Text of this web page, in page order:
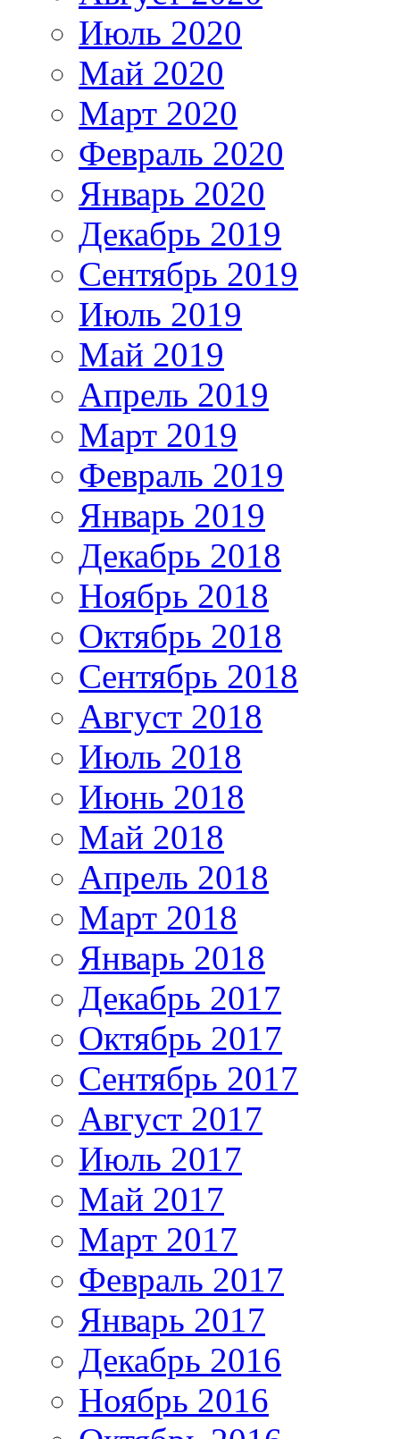
Июль 2020
Май 2020
Март 2020
Февраль 2020
Январь 2020
Декабрь 2019
Сентябрь 2019
Июль 2019
Май 2019
Апрель 2019
Март 2019
Февраль 2019
Январь 2019
Декабрь 2018
Ноябрь 2018
Октябрь 2018
Сентябрь 2018
Август 2018
Июль 2018
Июнь 2018
Май 2018
Апрель 2018
Март 2018
Январь 2018
Декабрь 2017
Октябрь 2017
Сентябрь 2017
Август 2017
Июль 2017
Май 2017
Март 2017
Февраль 2017
Январь 2017
Декабрь 2016
Ноябрь 2016